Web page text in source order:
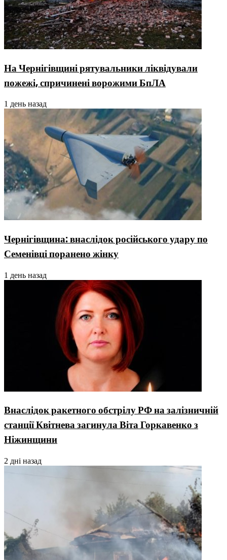
На Чернігівщині рятувальники ліквідували
пожежі, спричинені ворожими БпЛА
1 день назад
Чернігівщина: внаслідок російського удару по
Семенівці поранено жінку
1 день назад
Внаслідок ракетного обстрілу РФ на залізничній
станції Квітнева загинула Віта Горкавенко з
Ніжинщини
2 дні назад